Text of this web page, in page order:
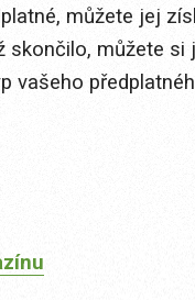
můžete jej
skončilo, můžete si
vašeho